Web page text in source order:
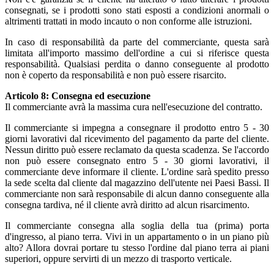
consegnati, se i prodotti sono stati esposti a condizioni anormali o
altrimenti trattati in modo incauto o non conforme alle istruzioni.
In caso di responsabilità da parte del commerciante, questa sarà
limitata all'importo massimo dell'ordine a cui si riferisce questa
responsabilità. Qualsiasi perdita o danno conseguente al prodotto
non è coperto da responsabilità e non può essere risarcito.
Articolo 8: Consegna ed esecuzione
Il commerciante avrà la massima cura nell'esecuzione del contratto.
Il commerciante si impegna a consegnare il prodotto entro 5 - 30
giorni lavorativi dal ricevimento del pagamento da parte del cliente.
Nessun diritto può essere reclamato da questa scadenza. Se l'accordo
non può essere consegnato entro 5 - 30 giorni lavorativi, il
commerciante deve informare il cliente. L'ordine sarà spedito presso
la sede scelta dal cliente dal magazzino dell'utente nei Paesi Bassi. Il
commerciante non sarà responsabile di alcun danno conseguente alla
consegna tardiva, né il cliente avrà diritto ad alcun risarcimento.
Il commerciante consegna alla soglia della tua (prima) porta
d'ingresso, al piano terra. Vivi in un appartamento o in un piano più
alto? Allora dovrai portare tu stesso l'ordine dal piano terra ai piani
superiori, oppure servirti di un mezzo di trasporto verticale.